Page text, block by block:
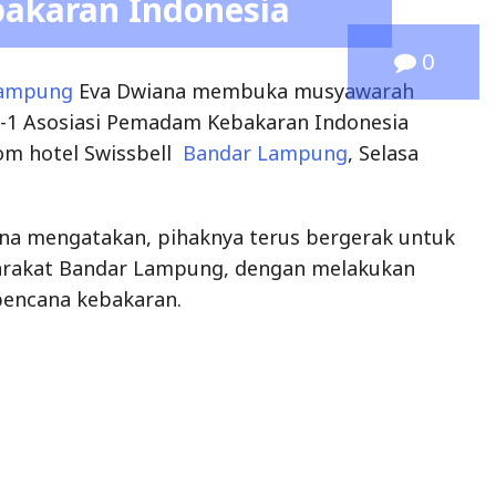
0
Indonesia
Eva Dwiana membuka musyawarah
Asosiasi Pemadam Kebakaran Indonesia
hotel Swissbell Bandar Lampung, Selasa
mengatakan, pihaknya terus bergerak untuk
Bandar Lampung, dengan melakukan
kebakaran.